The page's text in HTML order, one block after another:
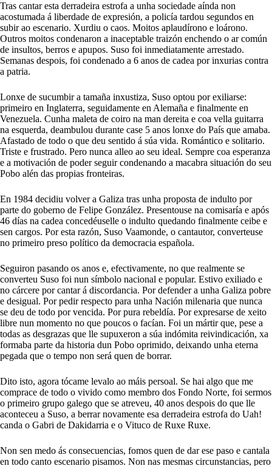
Tras cantar esta derradeira estrofa a unha sociedade aínda non
acostumada á liberdade de expresión, a policía tardou segundos en
subir ao escenario. Xurdiu o caos. Moitos aplaudírono e loárono.
Outros moitos condenaron a inaceptable traizón enchendo o ar común
de insultos, berros e apupos. Suso foi inmediatamente arrestado.
Semanas despois, foi condenado a 6 anos de cadea por inxurias contra
a patria.
Lonxe de sucumbir a tamaña inxustiza, Suso optou por exiliarse:
primeiro en Inglaterra, seguidamente en Alemaña e finalmente en
Venezuela. Cunha maleta de coiro na man dereita e coa vella guitarra
na esquerda, deambulou durante case 5 anos lonxe do País que amaba.
Afastado de todo o que deu sentido á súa vida. Romántico e solitario.
Triste e frustrado. Pero nunca alleo ao seu ideal. Sempre coa esperanza
e a motivación de poder seguir condenando a macabra situación do seu
Pobo alén das propias fronteiras.
En 1984 decidiu volver a Galiza tras unha proposta de indulto por
parte do goberno de Felipe González. Presentouse na comisaría e após
46 días na cadea concedéuselle o indulto quedando finalmente ceibe e
sen cargos. Por esta razón, Suso Vaamonde, o cantautor, converteuse
no primeiro preso político da democracia española.
Seguiron pasando os anos e, efectivamente, no que realmente se
converteu Suso foi nun símbolo nacional e popular. Estivo exiliado e
no cárcere por cantar á discordancia. Por defender a unha Galiza pobre
e desigual. Por pedir respecto para unha Nación milenaria que nunca
se deu de todo por vencida. Por pura rebeldía. Por expresarse de xeito
libre nun momento no que poucos o facían. Foi un mártir que, pese a
todas as desgrazas que lle supuxeron a súa indómita reivindicación, xa
formaba parte da historia dun Pobo oprimido, deixando unha eterna
pegada que o tempo non será quen de borrar.
Dito isto, agora tócame levalo ao máis persoal. Se hai algo que me
comprace de todo o vivido como membro dos Fondo Norte, foi sermos
o primeiro grupo galego que se atreveu, 40 anos despois do que lle
aconteceu a Suso, a berrar novamente esa derradeira estrofa do Uah!
canda o Gabri de Dakidarria e o Vituco de Ruxe Ruxe.
Non sen medo ás consecuencias, fomos quen de dar ese paso e cantala
en todo canto escenario pisamos. Non nas mesmas circunstancias, pero